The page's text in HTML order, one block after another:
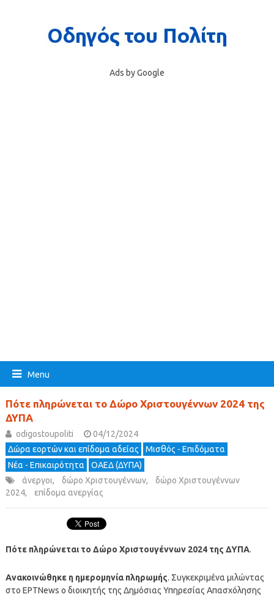
Ads by Google
Menu
Πότε πληρώνεται το Δώρο Χριστουγέννων 2024 της
ΔΥΠΑ
odigostoupoliti
04/12/2024
Δώρα εορτών και επίδομα αδείας
Μισθός - Επιδόματα
Νέα - Επικαιρότητα
ΟΑΕΔ (ΔΥΠΑ)
άνεργοι, δώρο Χριστουγέννων,
δώρο Χριστουγέννων
2024, επίδομα ανεργίας
Πότε πληρώνεται το Δώρο Χριστουγέννων 2024 της ΔΥΠΑ.
Ανακοινώθηκε η ημερομηνία πληρωμής. Συγκεκριμένα μιλώντας
στο EΡΤΝews o διοικητής της Δημόσιας Υπηρεσίας Απασχόλησης